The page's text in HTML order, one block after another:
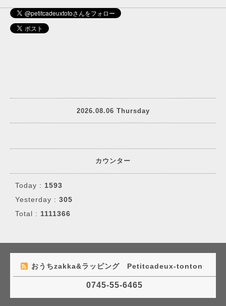
2026.08.06 Thursday
カウンター
Today : 1593
Yesterday : 305
Total : 1111366
おうちzakka&ラッピング Petitcadeux-tonton
0745-55-6465